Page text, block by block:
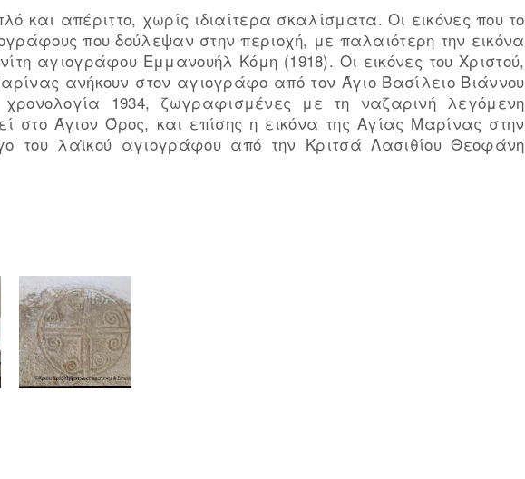
και απέριττο, χωρίς ιδιαίτερα σκαλίσματα. Οι εικόνες που το
που δούλεψαν στην περιοχή, με παλαιότερη την εικόνα
αγιογράφου Εμμανουήλ Κόμη (1918). Οι εικόνες του Χριστού,
ανήκουν στον αγιογράφο από τον Άγιο Βασίλειο Βιάννου
1934, ­ζωγραφισμένες με τη ναζαρινή λεγόμενη
στο Άγιον Όρος, και επίσης η εικόνα της Αγίας Μαρίνας στην
του λαϊκού αγιογράφου από την Κριτσά Λασιθίου Θεοφάνη